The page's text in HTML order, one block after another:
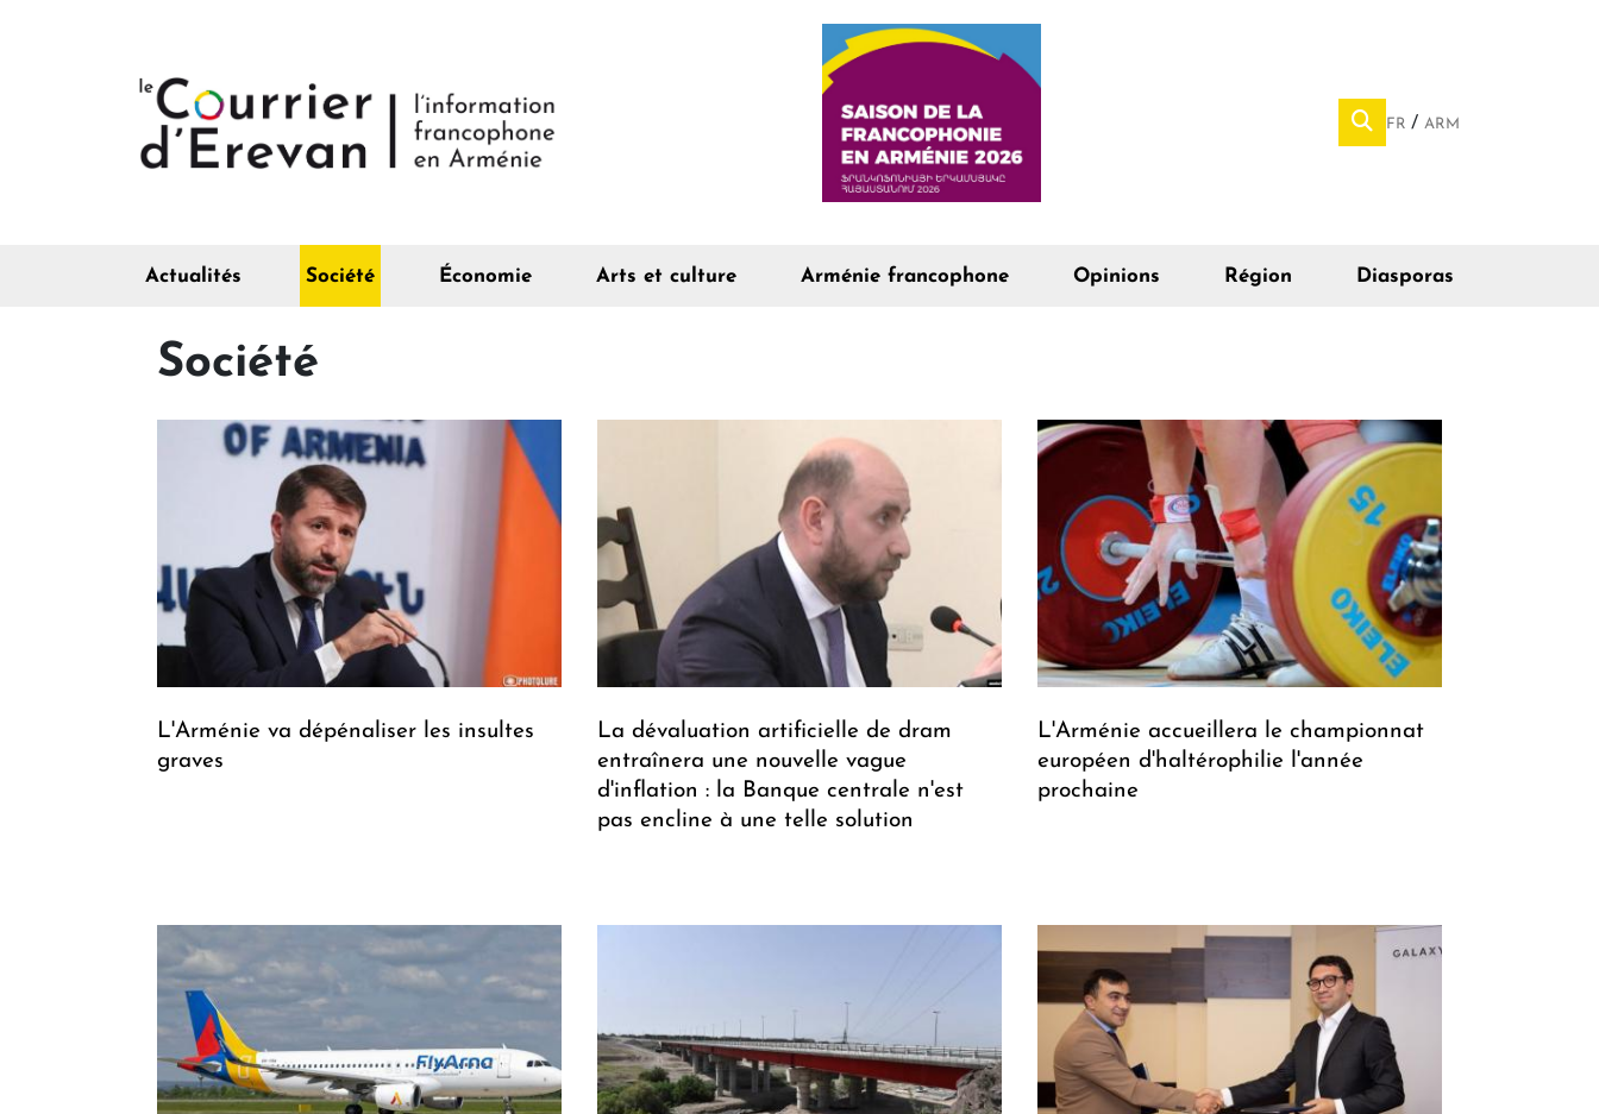
FR ARM
Actualités Société Économie Arts et culture Arménie francophone Opinions Région Diasporas
Société
L'Arménie va dépénaliser les insultes
graves
La dévaluation artificielle de dram
entraînera une nouvelle vague
d'inflation : la Banque centrale n'est
pas encline à une telle solution
L'Arménie accueillera le championnat
européen d'haltérophilie l'année
prochaine